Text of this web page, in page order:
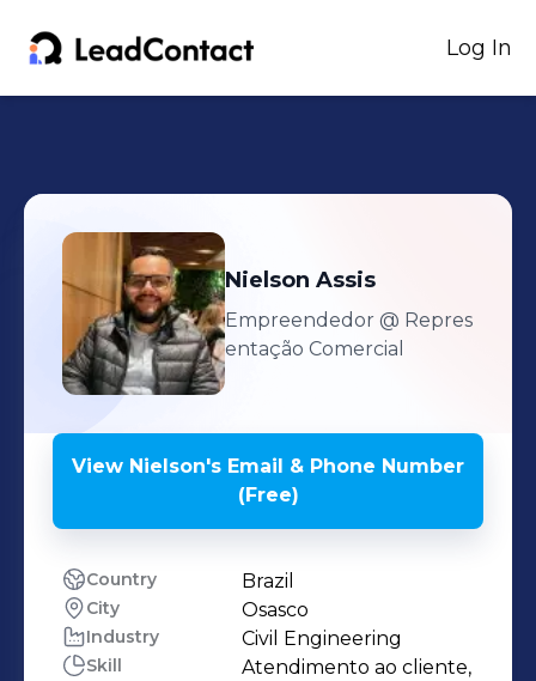
Log In
Nielson Assis
Empreendedor @ Repres
entação Comercial
View Nielson's Email & Phone Number
(Free)
Country Brazil
City Osasco
Industry Civil Engineering
Skill
Atendimento ao cliente,